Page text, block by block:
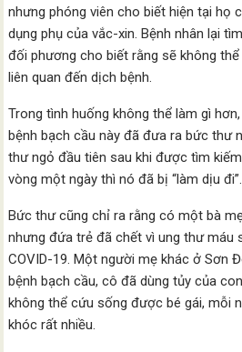
nhưng phóng viên cho biết hiện tại họ
dụng phụ của vắc-xin. Bệnh nhân lại
đối phương cho biết rằng sẽ không
liên quan đến dịch bệnh.
Trong tình huống không thể làm gì
bệnh bạch cầu này đã đưa ra bức thư
thư ngỏ đầu tiên sau khi được tìm
vòng một ngày thì nó đã bị “làm dịu đi”.
Bức thư cũng chỉ ra rằng có một bà
nhưng đứa trẻ đã chết vì ung thư máu
COVID-19. Một người mẹ khác ở Sơn
bệnh bạch cầu, cô đã dùng tủy của
không thể cứu sống được bé gái, mỗi
khóc rất nhiều.